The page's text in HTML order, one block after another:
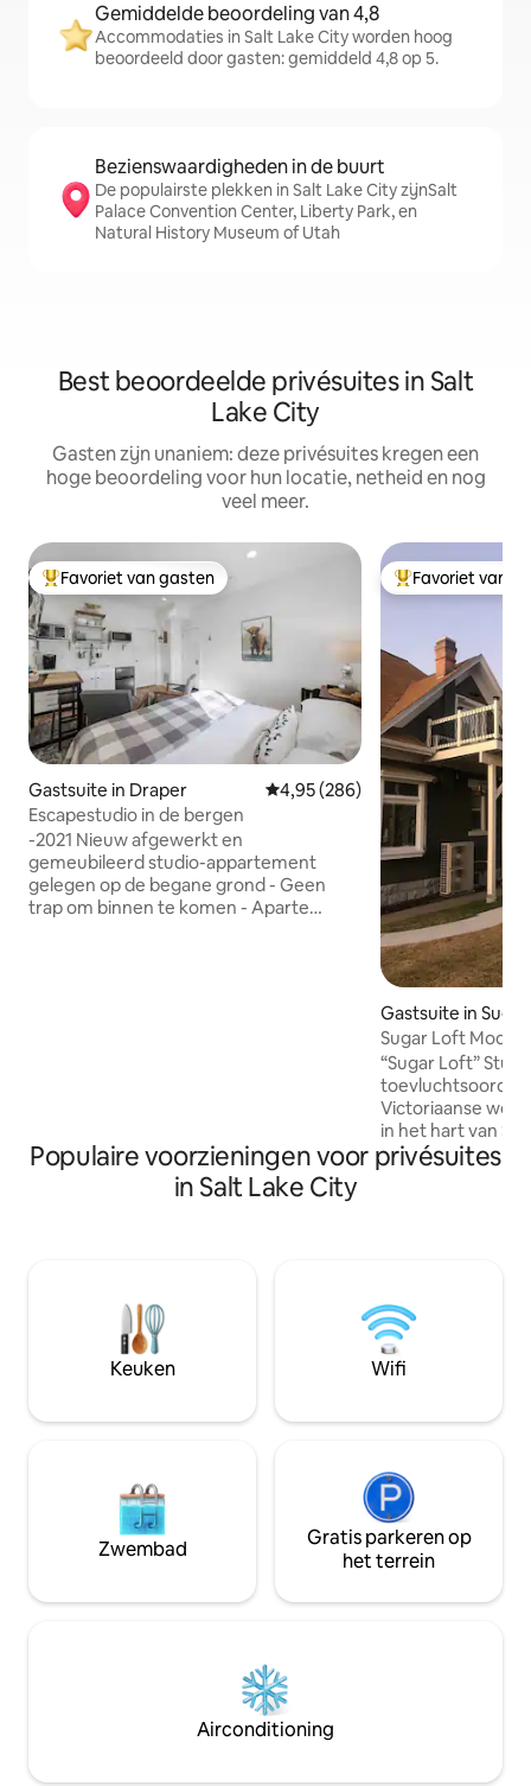
Gemiddelde beoordeling van 4,8
Accommodaties in Salt Lake City worden hoog
beoordeeld door gasten: gemiddeld 4,8 op 5.
Bezienswaardigheden in de buurt
De populairste plekken in Salt Lake City zijnSalt
Palace Convention Center, Liberty Park, en
Natural History Museum of Utah
Best beoordeelde privésuites in Salt
Lake City
Gasten zijn unaniem: deze privésuites kregen een
hoge beoordeling voor hun locatie, netheid en nog
veel meer.
Topfavoriet van gasten
Favoriet van gasten
Gastsuite in Draper Gemiddelde beoordeling van
4,95 (286)
Escapestudio in de bergen
-2021 Nieuw afgewerkt en
gemeubileerd studio-appartement
gelegen op de begane grond - Geen
trap om binnen te komen - Aparte
Draper City Toeslag voor vroeg in- en
uitchecken $ 25/uur
Topfavoriet van
Favoriet van
Gastsuite in
Sugar Loft
Sugar House
“Sugar Loft”
toevluchtsoord
Victoriaanse
in het hart van
eigen dek op
zakenreiziger of
gunstig gelegen
Westminster
District,
Populaire voorzieningen voor privésuites
in Salt Lake City
Keuken Wifi
Zwembad
Gratis parkeren op
het terrein
Airconditioning